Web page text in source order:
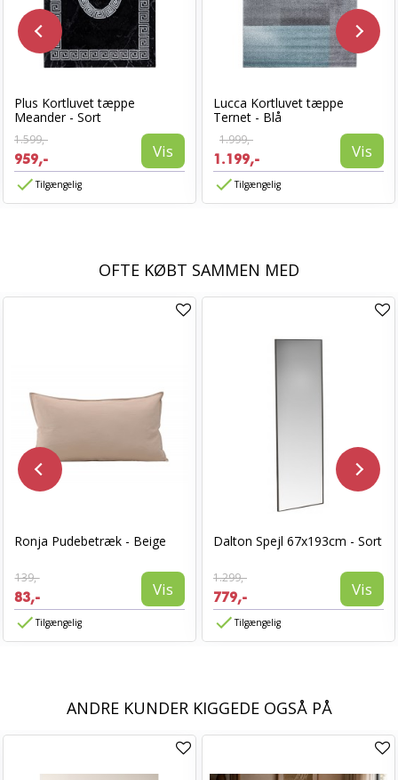
Plus Kortluvet tæppe
Meander - Sort
1.599,-
959,- Vis
Tilgængelig
Lucca Kortluvet tæppe
Ternet - Blå
1.999,-
1.199,- Vis
Tilgængelig
OFTE KØBT SAMMEN MED
Ronja Pudebetræk - Beige
139,-
83,- Vis
Tilgængelig
Dalton Spejl 67x193cm - Sort
1.299,-
779,- Vis
Tilgængelig
ANDRE KUNDER KIGGEDE OGSÅ PÅ